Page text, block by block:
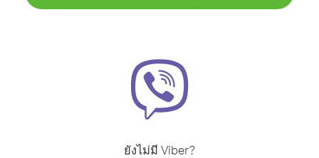
ยังไม่มี Viber?